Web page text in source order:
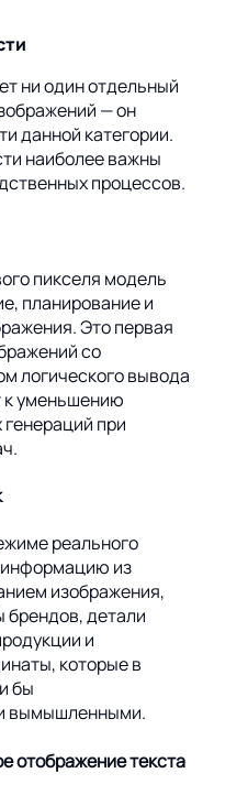
ни один отдельный
— он
данной категории.
наиболее важны
процессов.
пикселя модель
планирование и
Это первая
со
логического вывода
к уменьшению
при
реального
из
изображения,
брендов, детали
и
которые в
бы
вымышленными.
отображение текста